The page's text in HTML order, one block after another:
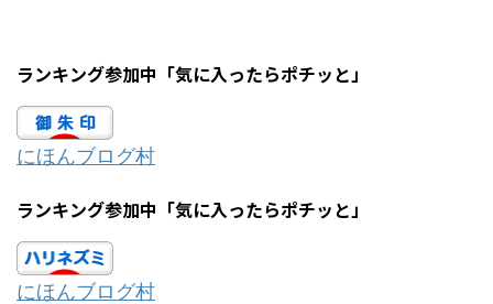
ランキング参加中「気に入ったらポチッと」
にほんブログ村
ランキング参加中「気に入ったらポチッと」
にほんブログ村